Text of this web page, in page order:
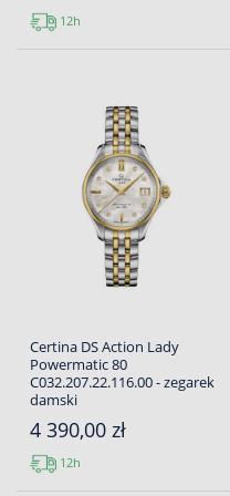
12h
Certina DS Action Lady
Powermatic 80
C032.207.22.116.00 - zegarek
damski
4 390,00 zł
12h